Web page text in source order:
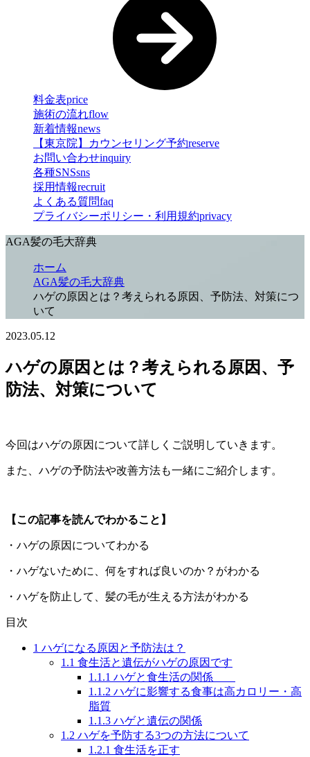
料金表price
施術の流れflow
新着情報news
【東京院】カウンセリング予約reserve
お問い合わせinquiry
各種SNSsns
採用情報recruit
よくある質問faq
プライバシーポリシー・利用規約privacy
AGA髪の毛大辞典
ホーム
AGA髪の毛大辞典
ハゲの原因とは？考えられる原因、予防法、対策につ
いて
2023.05.12
ハゲの原因とは？考えられる原因、予
防法、対策について
今回はハゲの原因について詳しくご説明していきます。
また、ハゲの予防法や改善方法も一緒にご紹介します。
【この記事を読んでわかること】
・ハゲの原因についてわかる
・ハゲないために、何をすれば良いのか？がわかる
・ハゲを防止して、髪の毛が生える方法がわかる
目次
1 ハゲになる原因と予防法は？
1.1 食生活と遺伝がハゲの原因です
1.1.1 ハゲと食生活の関係
1.1.2 ハゲに影響する食事は高カロリー・高
脂質
1.1.3 ハゲと遺伝の関係
1.2 ハゲを予防する3つの方法について
1.2.1 食生活を正す